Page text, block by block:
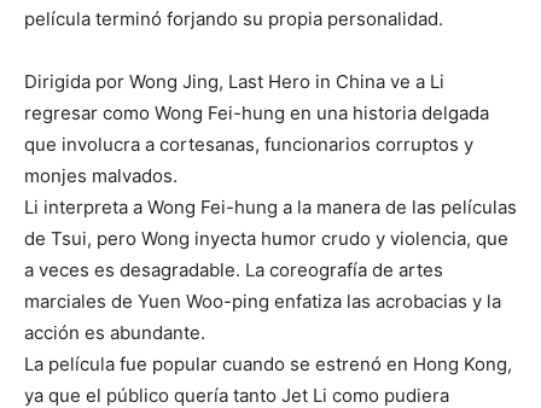
película terminó forjando su propia personalidad.
Dirigida por Wong Jing, Last Hero in China ve a Li
regresar como Wong Fei-hung en una historia delgada
que involucra a cortesanas, funcionarios corruptos y
monjes malvados.
Li interpreta a Wong Fei-hung a la manera de las películas
de Tsui, pero Wong inyecta humor crudo y violencia, que
a veces es desagradable. La coreografía de artes
marciales de Yuen Woo-ping enfatiza las acrobacias y la
acción es abundante.
La película fue popular cuando se estrenó en Hong Kong,
ya que el público quería tanto Jet Li como pudiera